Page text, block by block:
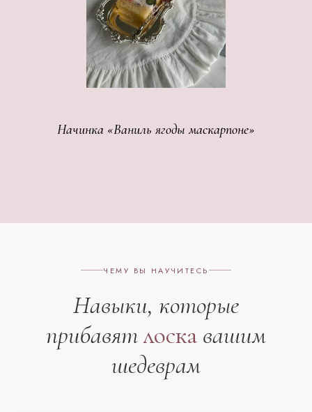
Начинка «Ваниль ягоды маскарпоне»
ЧЕМУ ВЫ НАУЧИТЕСЬ
Навыки, которые
прибавятлоска вашим
шедеврам